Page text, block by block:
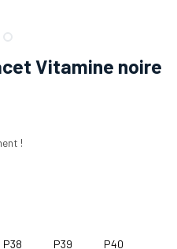
Vitamine noire
!
P38 P39 P40